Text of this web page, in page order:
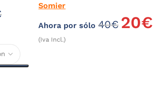
Somier
Ahora por sólo40€ 20€
(Iva Incl.)